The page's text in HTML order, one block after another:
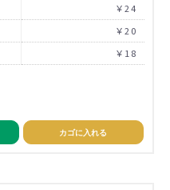
￥24
￥20
￥18
カゴに入れる